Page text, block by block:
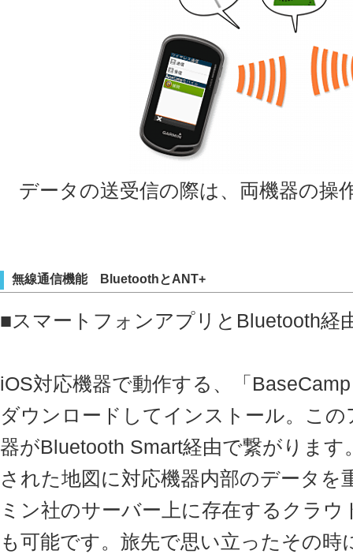
データの送受信の際は、両機器の操
無線通信機能 BluetoothとANT+
■スマートフォンアプリとBluetooth経
iOS対応機器で動作する、「
ダウンロードしてインストール。こ
器がBluetooth Smart経由で繋がりま
された地図に対応機器内部のデータを
ミン社のサーバー上に存在するクラ
も可能です。旅先で思い立ったその